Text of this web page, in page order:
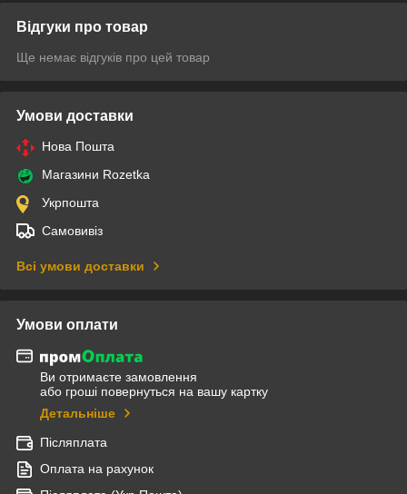
Відгуки про товар
Ще немає відгуків про цей товар
Умови доставки
Нова Пошта
Магазини Rozetka
Укрпошта
Самовивіз
Всі умови доставки
Умови оплати
Ви отримаєте замовлення
або гроші повернуться на вашу картку
Детальніше
Післяплата
Оплата на рахунок